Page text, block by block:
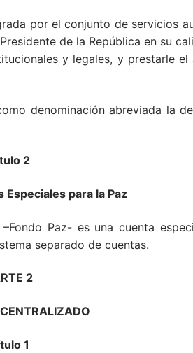
por el conjunto de servicios
de la República en su
y legales, y prestarle
denominación abreviada la
2
Especiales para la Paz
Paz- es una cuenta
separado de cuentas.
2
1